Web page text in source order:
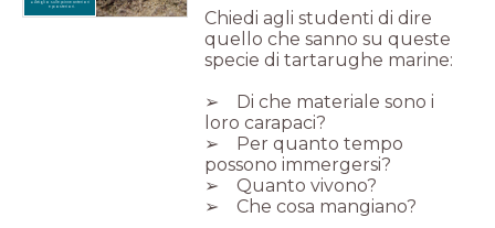
Artiglio sulle pinne anteriori
e posteriori.
Chiedi agli studenti di dire
quello che sanno su queste
specie di tartarughe marine:
➢ Di che materiale sono i
loro carapaci?
➢ Per quanto tempo
possono immergersi?
➢ Quanto vivono?
➢ Che cosa mangiano?